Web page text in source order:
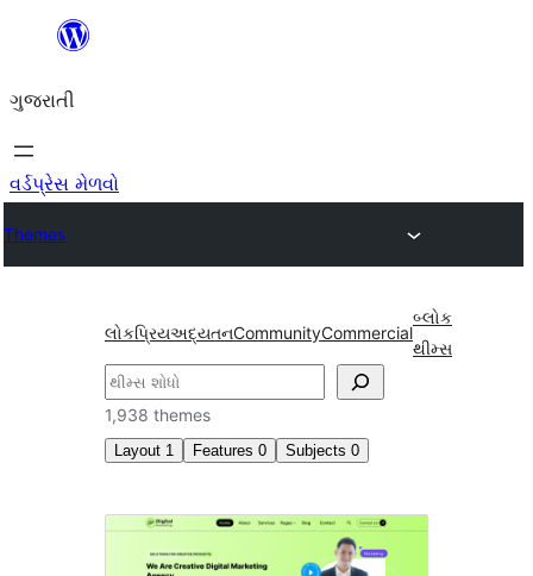
કંટેન્ટ(લખાણ)
જાઓ
ગુજરાતી
વર્ડપ્રેસ મેળવો
Themes
લોકપ્રિયઅદ્યતનCommunityCommercial
બ્લોક
થીમ્સ
શોધો
1,938 themes
Layout 1 Features 0 Subjects 0
Four
columns